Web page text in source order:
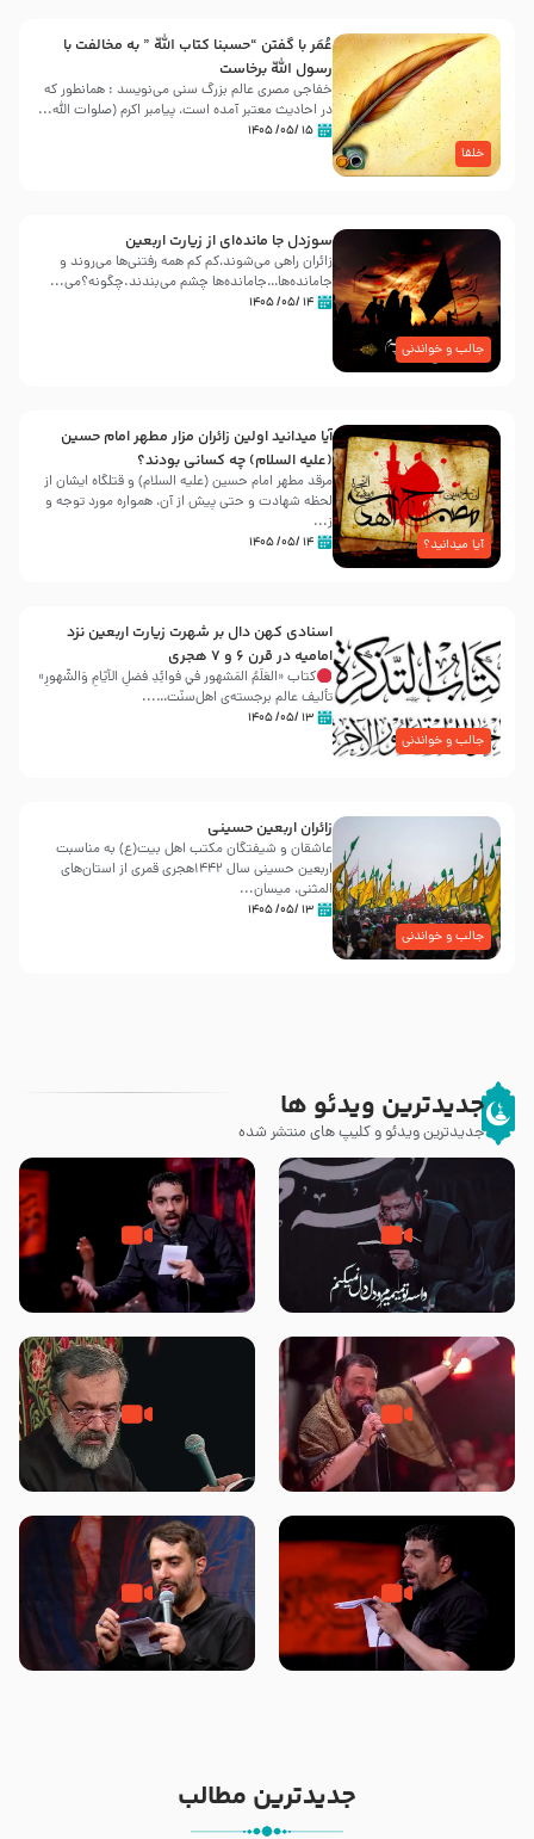
خلفا
عُمَر با گفتن “حسبنا كتاب اللّه ” به مخالفت با
رسول اللّه برخاست
خفاجی مصری عالم بزرگ سنی می‌نویسد : همانطور که
در احادیث معتبر آمده است، پیامبر اکرم (صلوات اللّه...
۱۵ /۰۵/ ۱۴۰۵
جالب و خواندنی
سوزدل جا مانده‌ای از زیارت اربعین
زائران راهی می‌شوند،کم‌ کم همه رفتنی‌ها می‌روند و
جامانده‌ها…جامانده‌ها چشم می‌بندند.چگونه؟می‌...
۱۴ /۰۵/ ۱۴۰۵
آیا میدانید؟
آیا میدانید اولین زائران مزار مطهر امام حسین
(علیه السلام) چه کسانی بودند؟
مرقد مطهر امام حسین (علیه السلام) و قتلگاه ایشان از
لحظه شهادت و حتی پیش از آن، همواره مورد توجه و
ز...
۱۴ /۰۵/ ۱۴۰۵
جالب و خواندنی
اسنادی کهن دال بر شهرت زیارت اربعین نزد
امامیه در قرن ۶ و ۷ هجری
کتاب «العَلَمُ المَشهور في فَوائِدِ فَضلِ الأيّامِ وَالشُّهورِ»
تألیف عالم برجسته‌ی اهل‌سنّت…...
۱۳ /۰۵/ ۱۴۰۵
جالب و خواندنی
زائران اربعین حسینی
عاشقان و شیفتگان مکتب اهل بیت(ع) به مناسبت
اربعین حسینی سال ۱۴۴۲هجری قمری از استان‌های
المثنی، میسان...
۱۳ /۰۵/ ۱۴۰۵
جدیدترین ویدئو ها
جدیدترین ویدئو و کلیپ های منتشر شده
مصداق کربلا – حاج حسین سیب
سرخی
شور ، حسینا! به‌ حق زهرا «أُنْظُرْ
إِلَینا» – عزاداری شب هفتم ماه
جانا جانا ابی عبدالله – کربلایی جواد
مقدم – شب هشتم محرم 1448 –
مادر منم مثل تو خمیدم – حاج
محمود کریمی – شهادت حضرت
هیئت رایة العباس علیه السلام
تک ، عبّاس، صاحب دل‌هاست –
حاج حنیف طاهری – عزاداری شب
من غلام نوکراتم من عاشق کربلاتم
– شور زمینه – شب هفتم – محرم
جدیدترین مطالب